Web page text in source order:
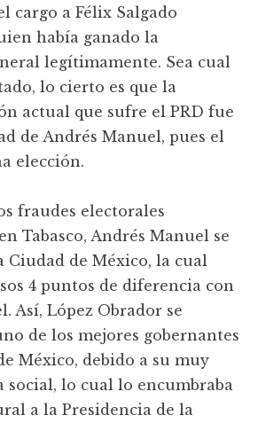
cargo a Félix Salgado
había ganado la
legítimamente. Sea cual
lo cierto es que la
actual que sufre el PRD fue
de Andrés Manuel, pues el
elección.
fraudes electorales
Tabasco, Andrés Manuel se
Ciudad de México, la cual
4 puntos de diferencia con
Así, López Obrador se
de los mejores gobernantes
México, debido a su muy
social, lo cual lo encumbraba
a la Presidencia de la